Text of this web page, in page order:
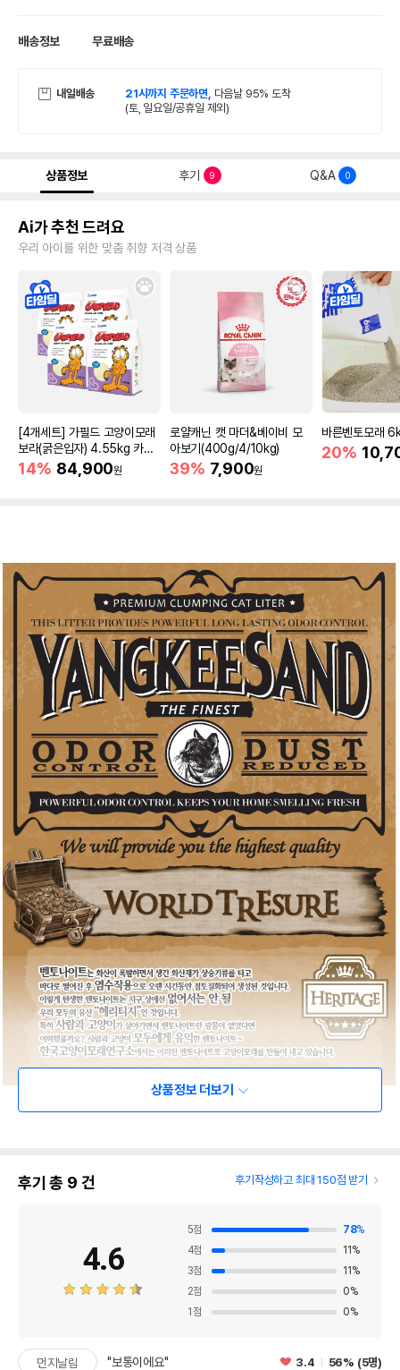
배송정보 무료배송
내일배송 21시까지 주문하면, 다음날 95% 도착
(토, 일요일/공휴일 제외)
상품정보 후기 9 Q&A 0
Ai가 추천 드려요
우리 아이를 위한 맞춤 취향 저격 상품
[4개세트] 가필드 고양이모래
보라(굵은입자) 4.55kg 카사
바모래
14% 84,900원
로얄캐닌 캣 마더&베이비 모
아보기(400g/4/10kg)
39% 7,900원
바른벤토모래
20%
상품정보 더보기
후기 총 9 건 후기작성하고 최대 150점 받기
4.6
5점 78%
4점 11 %
3점 11 %
2점 0%
1 점 0%
먼지날림 "보통이에요" 3.4 56% (5명)